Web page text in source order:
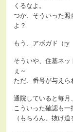
くるなよ。
つか、そういった
よ？
もう、アボガド（ry
そういや、住基ネ
ぇ～
ただ、番号が与え
通院していると毎月
こういった確認も一
（もちろん、抜け